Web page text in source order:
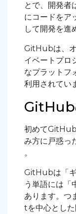
とで、開発者
にコードをア
して開発を進
GitHubは、
イベートプロ
なプラットフ
利用されてい
GitHub
初めて
み方に戸惑っ
。
GitHubは「
う単語には「
あります。つ
tを中心とした